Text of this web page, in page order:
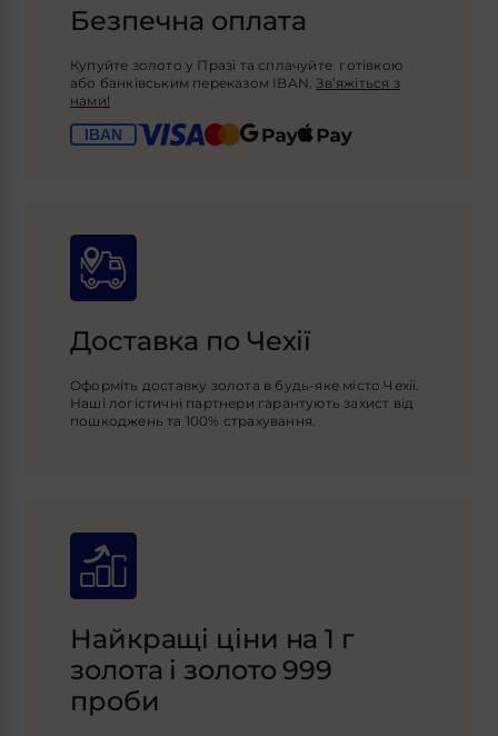
Безпечна оплата
Купуйте золото у Празі та сплачуйте готівкою
або банківським переказом IBAN.Зв’яжіться з
нами!
Доставка по Чехії
Оформіть доставку золота в будь-яке місто Чехії.
Наші логістичні партнери гарантують захист від
пошкоджень та 100% страхування.
Найкращі ціни на 1 г
золота і золото 999
проби